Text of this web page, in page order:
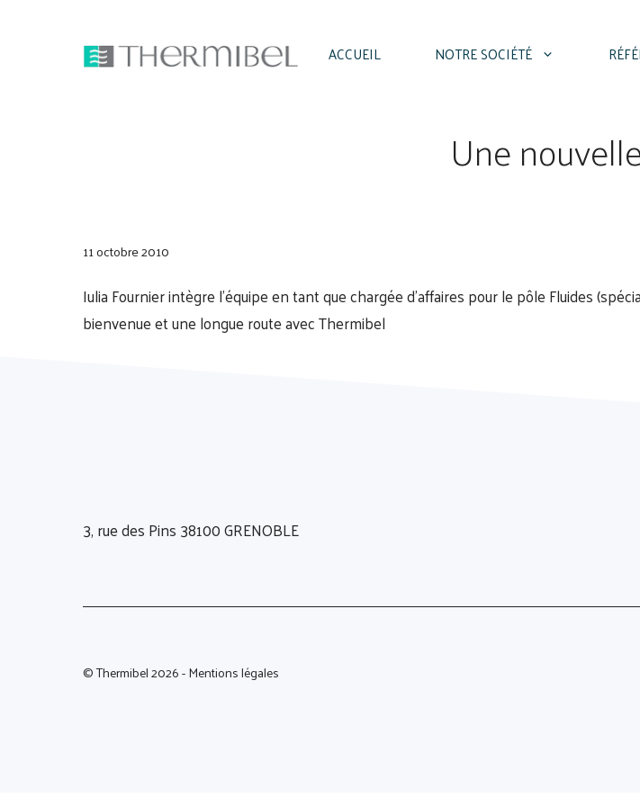
ACCUEIL NOTRE SOCIÉTÉ
Une
11 octobre 2010
Iulia Fournier intègre l’équipe en tant que chargée d’affaires pour le pôle Fluides
bienvenue et une longue route avec Thermibel
3, rue des Pins 38100 GRENOBLE
© Thermibel 2026 -Mentions légales